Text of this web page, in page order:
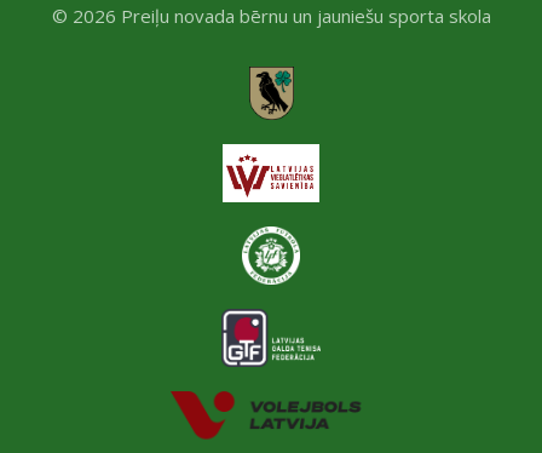
© 2026 Preiļu novada bērnu un jauniešu sporta skola